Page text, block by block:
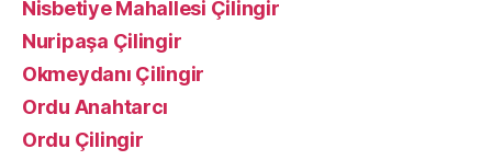
Nisbetiye Mahallesi Çilingir
Nuripaşa Çilingir
Okmeydanı Çilingir
Ordu Anahtarcı
Ordu Çilingir